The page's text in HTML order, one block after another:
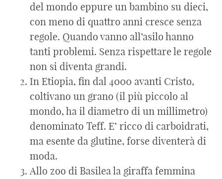
del mondo eppure un bambino su dieci,
con meno di quattro anni cresce senza
regole. Quando vanno all’asilo hanno
tanti problemi. Senza rispettare le regole
non si diventa grandi.
In Etiopia, fin dal 4000 avanti Cristo,
coltivano un grano (il più piccolo al
mondo, ha il diametro di un millimetro)
denominato Teff. E’ ricco di carboidrati,
ma esente da glutine, forse diventerà di
moda.
Allo zoo di Basilea la giraffa femmina